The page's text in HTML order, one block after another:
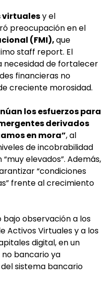
virtualesy el
preocupación en el
(FMI),que
staff report. El
necesidad de fortalecer
financieras no
creciente morosidad.
los esfuerzos para
derivados
en mora”, al
de incobrabilidad
elevados”. Además,
“condiciones
frente al crecimiento
bajo observación a los
Activos Virtuales y a los
digital, en un
bancario ya
sistema bancario